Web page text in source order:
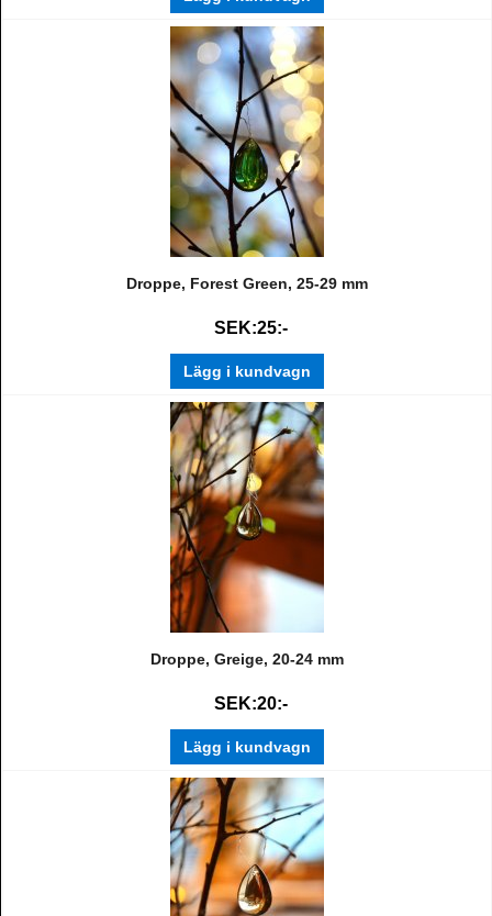
Droppe, Forest Green, 25-29 mm
SEK:25:-
Lägg i kundvagn
Droppe, Greige, 20-24 mm
SEK:20:-
Lägg i kundvagn